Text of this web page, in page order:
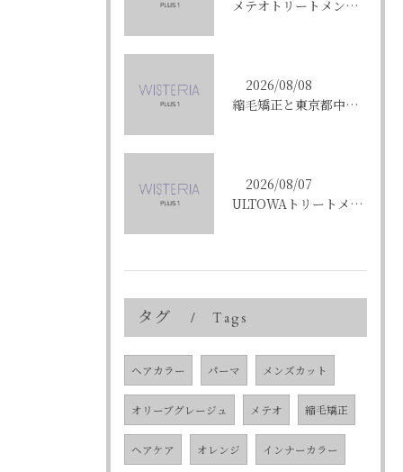
メテオトリートメントで東京都中央区銀座の髪質改善を成功させる方法と施術選びのコツ
2026/08/08
縮毛矯正と東京都中央区銀座で叶える髪質改善のポイントと理想の仕上がりを徹底解説
2026/08/07
ULTOWAトリートメントで東京都中央区銀座の髪質改善を目指す人への効果と選び方ガイド
タグ Tags
ヘアカラー パーマ メンズカット
オリーブグレージュ メテオ 縮毛矯正
ヘアケア オレンジ インナーカラー